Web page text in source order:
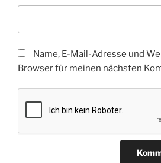
Name, E-Mail-Adresse und
Browser für meinen nächsten